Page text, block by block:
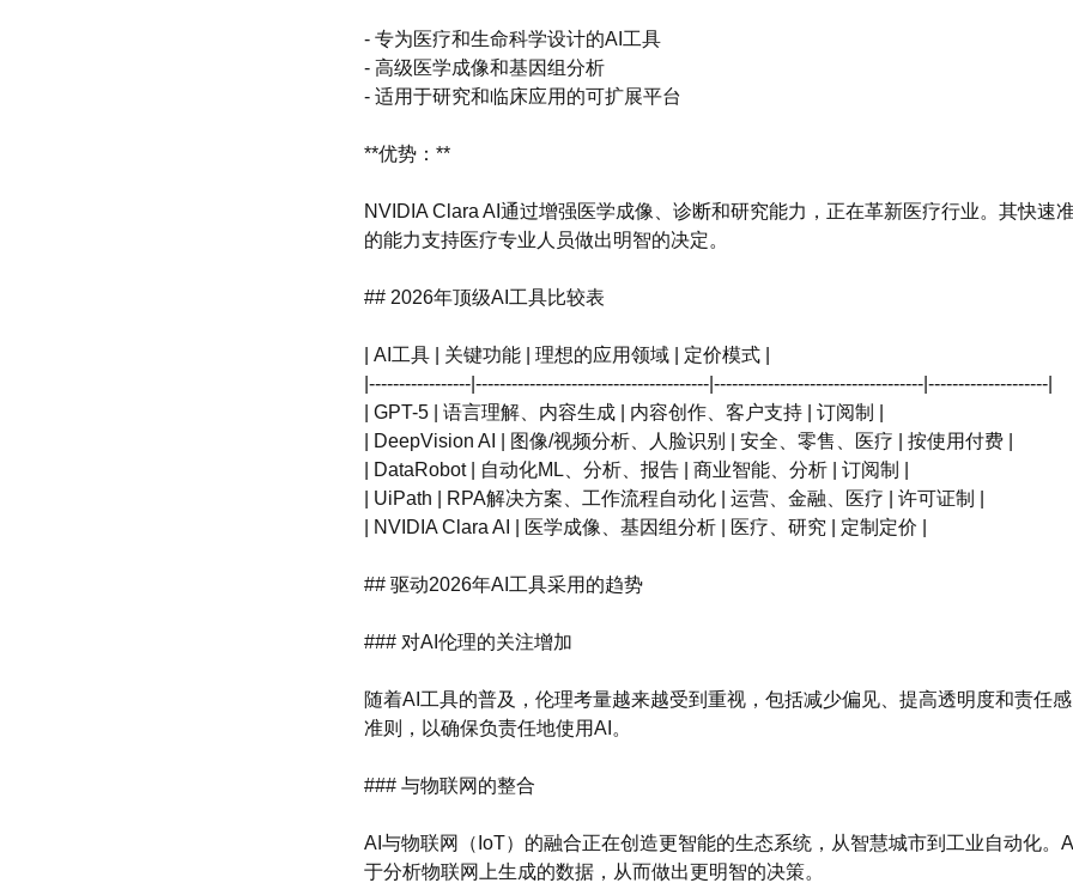
- 专为医疗和生命科学设计的AI工具
- 高级医学成像和基因组分析
- 适用于研究和临床应用的可扩展平台
**优势：**
NVIDIA Clara AI通过增强医学成像、诊断和研究能力，正在革新医疗行业。其快速
的能力支持医疗专业人员做出明智的决定。
## 2026年顶级AI工具比较表
| AI工具 | 关键功能 | 理想的应用领域 | 定价模式 |
|-----------------|---------------------------------------|-----------------------------------|--------------------|
| GPT-5 | 语言理解、内容生成 | 内容创作、客户支持 | 订阅制 |
| DeepVision AI | 图像/视频分析、人脸识别 | 安全、零售、医疗 | 按使用付费 |
| DataRobot | 自动化ML、分析、报告 | 商业智能、分析 | 订阅制 |
| UiPath | RPA解决方案、工作流程自动化 | 运营、金融、医疗 | 许可证制 |
| NVIDIA Clara AI | 医学成像、基因组分析 | 医疗、研究 | 定制定价 |
## 驱动2026年AI工具采用的趋势
### 对AI伦理的关注增加
随着AI工具的普及，伦理考量越来越受到重视，包括减少偏见、提高透明度和责任
准则，以确保负责任地使用AI。
### 与物联网的整合
AI与物联网（IoT）的融合正在创造更智能的生态系统，从智慧城市到工业自动化。
于分析物联网上生成的数据，从而做出更明智的决策。